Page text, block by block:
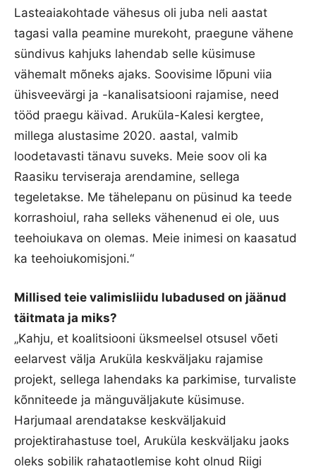
Lasteaiakohtade vähesus oli juba neli aastat
tagasi valla peamine murekoht, praegune vähene
sündivus kahjuks lahendab selle küsimuse
vähemalt mõneks ajaks. Soovisime lõpuni viia
ühisveevärgi ja -kanalisatsiooni rajamise, need
tööd praegu käivad. Aruküla-Kalesi kergtee,
millega alustasime 2020. aastal, valmib
loodetavasti tänavu suveks. Meie soov oli ka
Raasiku terviseraja arendamine, sellega
tegeletakse. Me tähelepanu on püsinud ka teede
korrashoiul, raha selleks vähenenud ei ole, uus
teehoiukava on olemas. Meie inimesi on kaasatud
ka teehoiukomisjoni.“
Millised teie valimisliidu lubadused on jäänud
täitmata ja miks?
„Kahju, et koalitsiooni üksmeelsel otsusel võeti
eelarvest välja Aruküla keskväljaku rajamise
projekt, sellega lahendaks ka parkimise, turvaliste
kõnniteede ja mänguväljakute küsimuse.
Harjumaal arendatakse keskväljakuid
projektirahastuse toel, Aruküla keskväljaku jaoks
oleks sobilik rahataotlemise koht olnud Riigi